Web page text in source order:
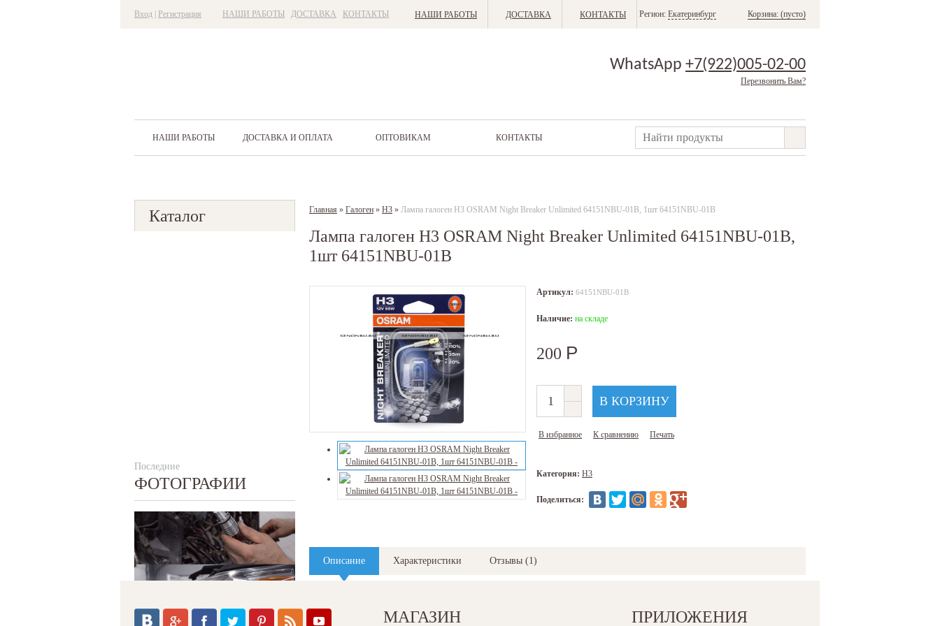
Вход Регистрация НАШИ РАБОТЫ ДОСТАВКА КОНТАКТЫ НАШИ РАБОТЫ ДОСТАВКА КОНТАКТЫ Регион: Екатеринбург Корзина: (пусто)
WhatsApp +7(922)005-02-00
Перезвонить Вам?
НАШИ РАБОТЫ ДОСТАВКА И ОПЛАТА ОПТОВИКАМ КОНТАКТЫ
Каталог
Последние
ФОТОГРАФИИ
Главная » Галоген » H3 » Лампа галоген H3 OSRAM Night Breaker Unlimited 64151NBU-01B, 1шт 64151NBU-01B
Лампа галоген H3 OSRAM Night Breaker Unlimited 64151NBU-01B,
1шт 64151NBU-01B
Артикул: 64151NBU-01B
Наличие: на складе
200 Р
В избранное К сравнению Печать
Категория: H3
Поделиться:
Описание Характеристики Отзывы (1)
МАГАЗИН ПРИЛОЖЕНИЯ